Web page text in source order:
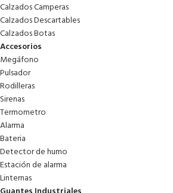
Calzados Camperas
Calzados Descartables
Calzados Botas
Accesorios
Megáfono
Pulsador
Rodilleras
Sirenas
Termometro
Alarma
Bateria
Detector de humo
Estación de alarma
Linternas